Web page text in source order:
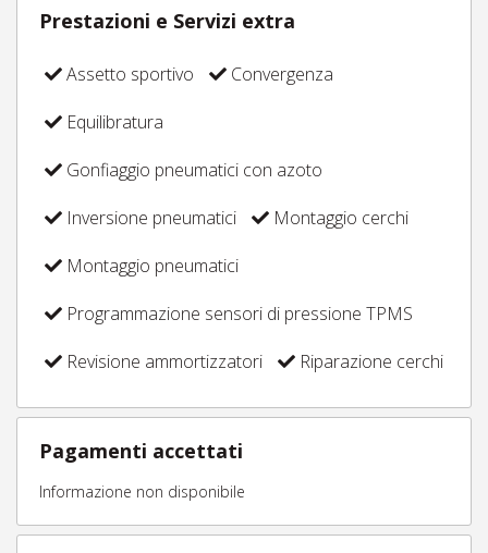
Prestazioni e Servizi extra
Assetto sportivo
Convergenza
Equilibratura
Gonfiaggio pneumatici con azoto
Inversione pneumatici
Montaggio cerchi
Montaggio pneumatici
Programmazione sensori di pressione TPMS
Revisione ammortizzatori
Riparazione cerchi
Pagamenti accettati
Informazione non disponibile